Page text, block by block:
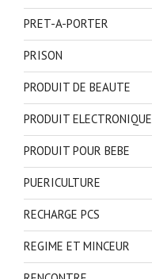
PRET-A-PORTER
PRISON
PRODUIT DE BEAUTE
PRODUIT ELECTRONIQUE
PRODUIT POUR BEBE
PUERICULTURE
RECHARGE PCS
REGIME ET MINCEUR